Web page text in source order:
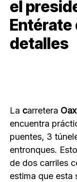
el
Entérate
detalles
La carretera
encuentra
puentes, 3
entronques.
de dos carriles
estima que esta